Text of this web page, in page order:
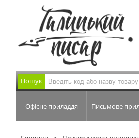
Пошук
Офісне приладдя Письмове